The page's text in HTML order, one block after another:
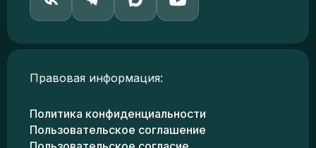
Правовая информация:
Политика конфиденциальности
Пользовательское соглашение